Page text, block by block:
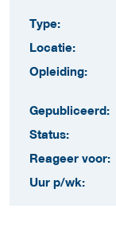
Type:
Locatie:
Opleiding:
Gepubliceerd:
Status:
Reageer voor:
Uur p/wk: